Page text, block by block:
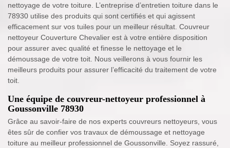
nettoyage de votre toiture. L’entreprise d’entretien toiture dans le
78930 utilise des produits qui sont certifiés et qui agissent
efficacement sur vos tuiles pour un meilleur résultat. Couvreur
nettoyeur Couverture Chevalier est à votre entière disposition
pour assurer avec qualité et finesse le nettoyage et le
démoussage de votre toit. Nous veillerons à vous fournir les
meilleurs produits pour assurer l’efficacité du traitement de votre
toit.
Une équipe de couvreur-nettoyeur professionnel à
Goussonville 78930
Grâce au savoir-faire de nos experts couvreurs nettoyeurs, vous
êtes sûr de confier vos travaux de démoussage et nettoyage
toiture au meilleur professionnel de Goussonville. Soyez rassuré,